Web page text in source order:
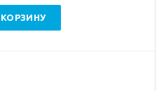
КОРЗИНУ